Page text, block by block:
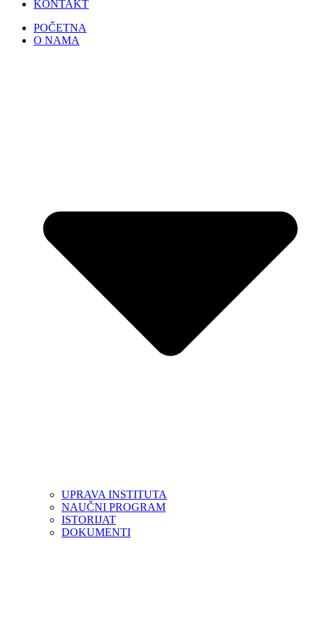
KONTAKT
POČETNA
O NAMA
UPRAVA INSTITUTA
NAUČNI PROGRAM
ISTORIJAT
DOKUMENTI